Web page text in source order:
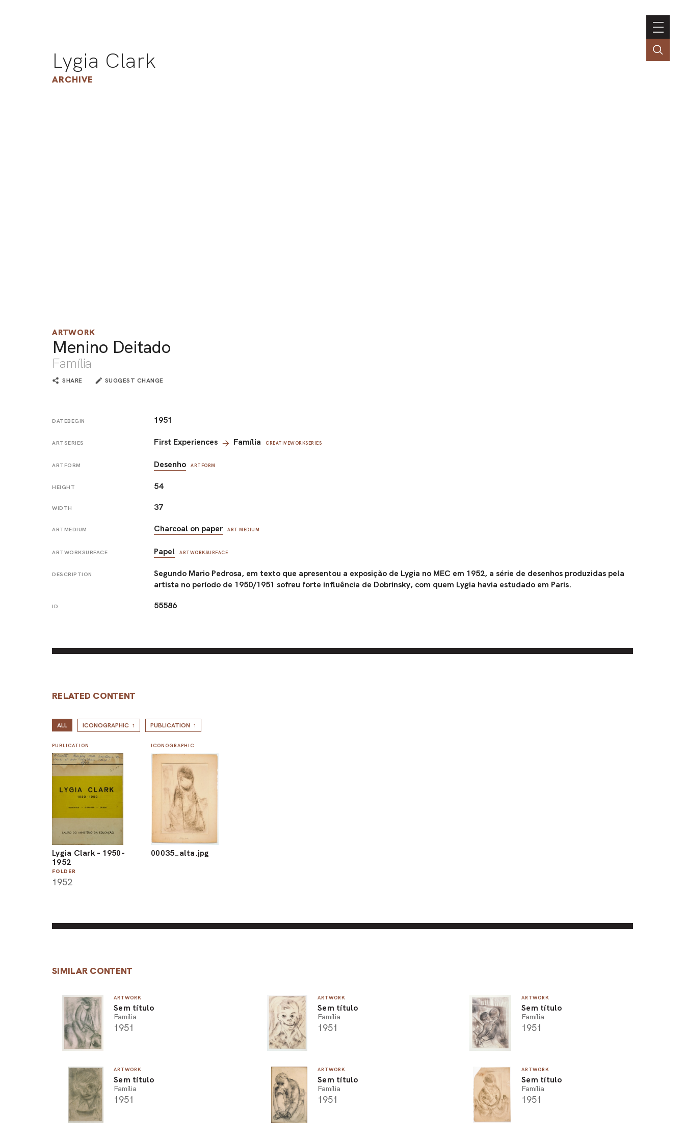
Lygia Clark
ARCHIVE
ARTWORK
Menino Deitado
Família
SHARE SUGGEST CHANGE
DATEBEGIN 1951
ARTSERIES First Experiences Família CREATIVEWORKSERIES
ARTFORM Desenho ARTFORM
HEIGHT 54
WIDTH 37
ARTMEDIUM Charcoal on paper ART MEDIUM
ARTWORKSURFACE Papel ARTWORKSURFACE
DESCRIPTION
Segundo Mario Pedrosa, em texto que apresentou a exposição de Lygia no MEC em 1952, a série de desenhos produzidas pela
artista no período de 1950/1951 sofreu forte influência de Dobrinsky, com quem Lygia havia estudado em Paris.
ID 55586
RELATED CONTENT
ALL ICONOGRAPHIC 1 PUBLICATION 1
PUBLICATION
Lygia Clark - 1950-
1952
FOLDER
1952
ICONOGRAPHIC
00035_alta.jpg
SIMILAR CONTENT
ARTWORK
Sem título
Família
1951
ARTWORK
Sem título
Família
1951
ARTWORK
Sem título
Família
1951
ARTWORK
Sem título
Família
1951
ARTWORK
Sem título
Família
1951
ARTWORK
Sem título
Família
1951